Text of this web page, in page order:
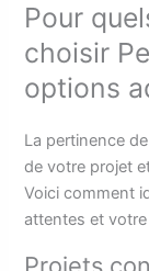
Pour
choisir
options
La pertinence
de votre projet
Voici comment
attentes et
Projets